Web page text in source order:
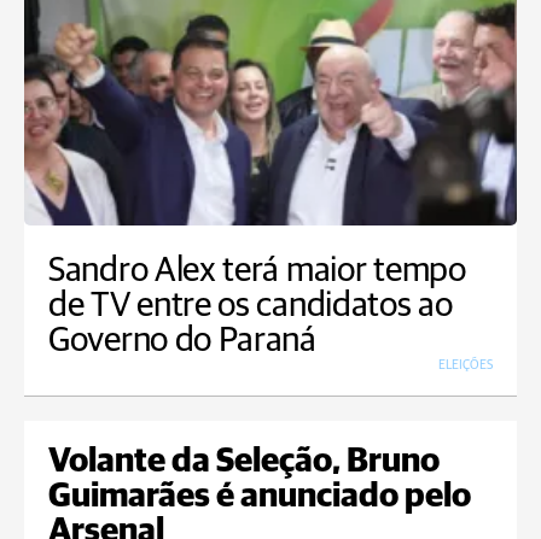
Sandro Alex terá maior tempo
de TV entre os candidatos ao
Governo do Paraná
ELEIÇÕES
Volante da Seleção, Bruno
Guimarães é anunciado pelo
Arsenal